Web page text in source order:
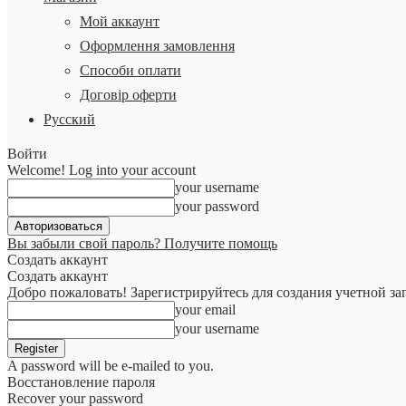
Мой аккаунт
Оформлення замовлення
Способи оплати
Договір оферти
Русский
Войти
Welcome! Log into your account
your username
your password
Вы забыли свой пароль? Получите помощь
Создать аккаунт
Создать аккаунт
Добро пожаловать! Зарегистрируйтесь для создания учетной
your email
your username
A password will be e-mailed to you.
Восстановление пароля
Recover your password